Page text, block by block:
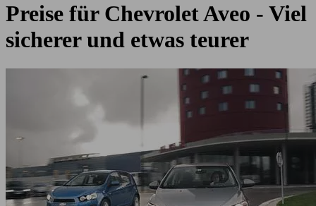
Preise für Chevrolet Aveo - Viel
sicherer und etwas teurer